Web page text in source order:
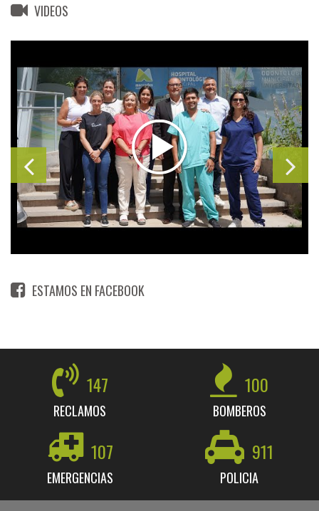
VIDEOS
ESTAMOS EN FACEBOOK
147
RECLAMOS
100
BOMBEROS
107
EMERGENCIAS
911
POLICIA